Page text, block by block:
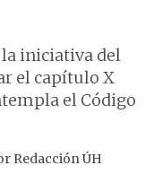
la iniciativa del
el capítulo X
el Código
Redacción ÚH